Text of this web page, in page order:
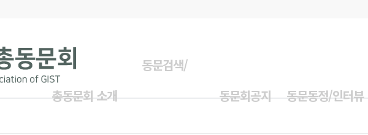
총동문회 소개
동문검색/
동문회공지 동문동정/인터뷰